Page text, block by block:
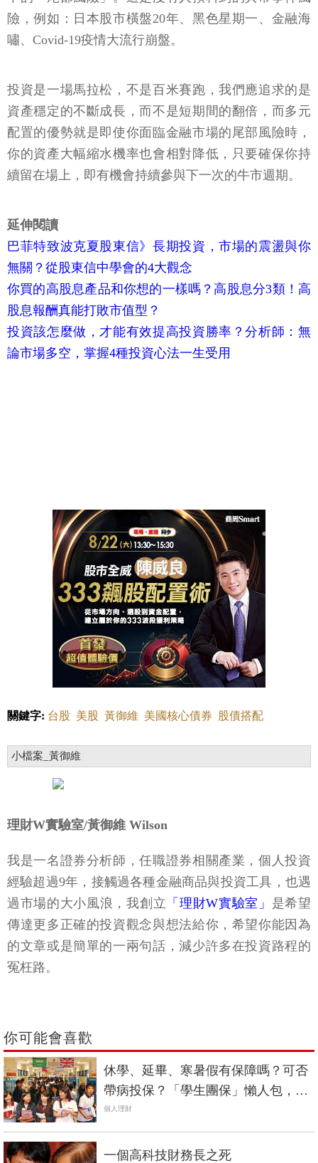
險，例如：日本股市橫盤20年、黑色星期一、金融海
嘯、Covid-19疫情大流行崩盤。
投資是一場馬拉松，不是百米賽跑，我們應追求的是
資產穩定的不斷成長，而不是短期間的翻倍，而多元
配置的優勢就是即使你面臨金融市場的尾部風險時，
你的資產大幅縮水機率也會相對降低，只要確保你持
續留在場上，即有機會持續參與下一次的牛市週期。
延伸閱讀
巴菲特致波克夏股東信》長期投資，市場的震盪與你
無關？從股東信中學會的4大觀念
你買的高股息產品和你想的一樣嗎？高股息分3類！高
股息報酬真能打敗市值型？
投資該怎麼做，才能有效提高投資勝率？分析師：無
論市場多空，掌握4種投資心法一生受用
關鍵字: 台股 美股 黃御維 美國核心債券 股債搭配
小檔案_黃御維
理財W實驗室/黃御維 Wilson
我是一名證券分析師，任職證券相關產業，個人投資
經驗超過9年，接觸過各種金融商品與投資工具，也遇
過市場的大小風浪，我創立 「理財W實驗室」 是希望
傳達更多正確的投資觀念與想法給你，希望你能因為
的文章或是簡單的一兩句話，減少許多在投資路程的
冤枉路。
你可能會喜歡
休學、延畢、寒暑假有保障嗎？可否
帶病投保？「學生團保」懶人包，一
次搞懂
個人理財
一個高科技財務長之死